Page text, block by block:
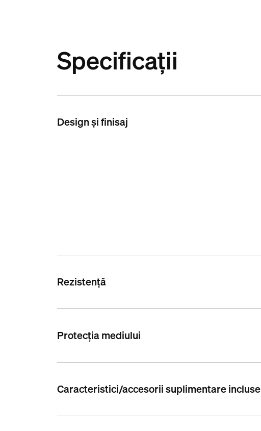
Specificații
Design și finisaj
Rezistență
Protecția mediului
Caracteristici/accesorii suplimentare incluse